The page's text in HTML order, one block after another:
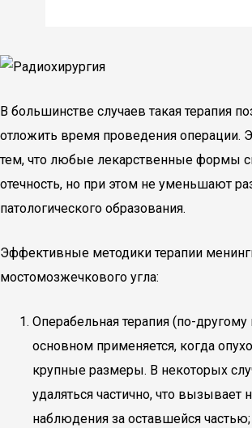
В большинстве случаев такая терапия
отложить время проведения операции.
тем, что любые лекарственные формы
отечность, но при этом не уменьшают
патологического образования.
Эффективные методики терапии
мостомозжечкового угла:
Операбельная терапия (по-
основном применяется, когда
крупные размеры. В некоторых
удаляться частично, что вызывает
наблюдения за оставшейся частью;